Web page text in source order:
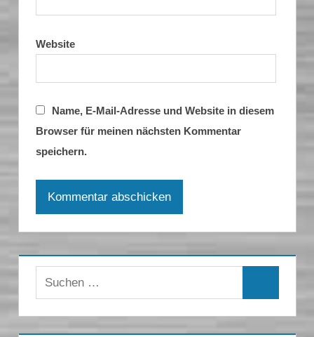
Website
Name, E-Mail-Adresse und Website in diesem
Browser für meinen nächsten Kommentar
speichern.